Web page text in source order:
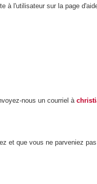
à l'utilisateur sur la page
nous un courriel à
et que vous ne parveniez